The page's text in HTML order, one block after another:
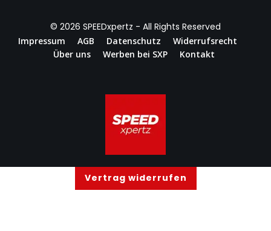
© 2026 SPEEDxpertz - All Rights Reserved
Impressum AGB Datenschutz
Widerrufsrecht
Über uns
Werben bei SXP Kontakt
Vertrag widerrufen